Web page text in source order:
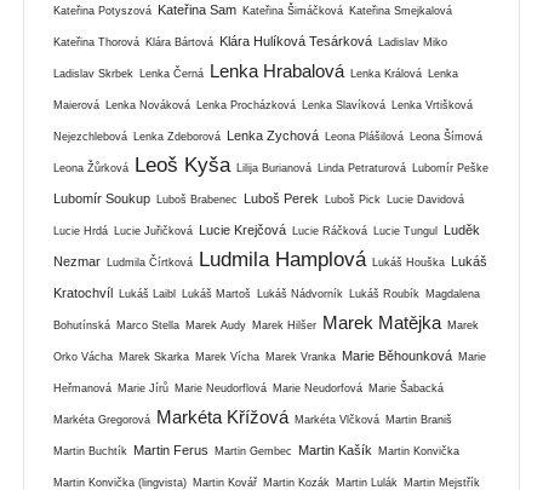
Kateřina Potyszová Kateřina Sam Kateřina Šimáčková Kateřina Smejkalová
Kateřina Thorová Klára Bártová Klára Hulíková Tesárková Ladislav Miko
Ladislav Skrbek Lenka Černá Lenka Hrabalová Lenka Králová Lenka
Maierová Lenka Nováková Lenka Procházková Lenka Slavíková Lenka Vrtišková
Nejezchlebová Lenka Zdeborová Lenka Zychová Leona Plášilová Leona Šímová
Leona Žůrková Leoš Kyša Lilija Burianová Linda Petraturová Lubomír Peške
Lubomír Soukup Luboš Brabenec Luboš Perek Luboš Pick Lucie Davidová
Lucie Hrdá Lucie Juřičková Lucie Krejčová Lucie Ráčková Lucie Tungul Luděk
Nezmar Ludmila Čírtková Ludmila Hamplová Lukáš Houška Lukáš
Kratochvíl Lukáš Laibl Lukáš Martoš Lukáš Nádvorník Lukáš Roubík Magdalena
Bohutínská Marco Stella Marek Audy Marek Hilšer Marek Matějka Marek
Orko Vácha Marek Skarka Marek Vícha Marek Vranka Marie Běhounková Marie
Heřmanová Marie Jírů Marie Neudorflová Marie Neudorfová Marie Šabacká
Markéta Gregorová Markéta Křížová Markéta Vlčková Martin Braniš
Martin Buchtík Martin Ferus Martin Gembec Martin Kašík Martin Konvička
Martin Konvička (lingvista) Martin Kovář Martin Kozák Martin Lulák Martin Mejstřík